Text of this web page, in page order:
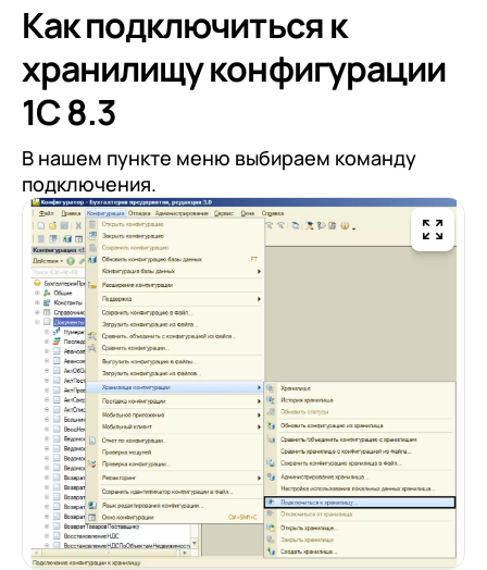
Как подключиться к
хранилищу конфигурации
1С 8.3
В нашем пункте меню выбираем команду
подключения.